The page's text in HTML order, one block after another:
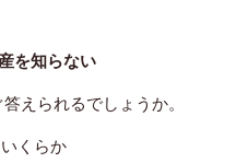
を知らない
えられるでしょうか。
くらか